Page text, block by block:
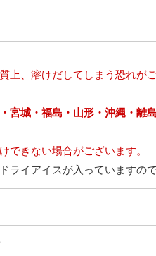
、溶けだしてしまう恐れが
宮城・福島・山形・沖縄・離
きない場合がございます。
イアイスが入っていますの